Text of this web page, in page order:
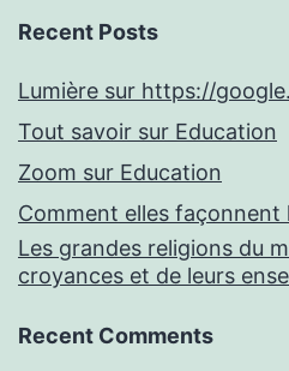
Recent Posts
Lumière sur https://
Tout savoir sur Education
Zoom sur Education
Comment elles façonnent
Les grandes religions du
croyances et de leurs
Recent Comments